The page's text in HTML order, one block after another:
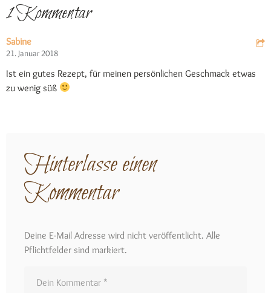
1 Kommentar
Sabine
21. Januar 2018
Ist ein gutes Rezept, für meinen persönlichen Geschmack etwas
zu wenig süß
Hinterlasse einen
Kommentar
Deine E-Mail Adresse wird nicht veröffentlicht. Alle
Pflichtfelder sind markiert.